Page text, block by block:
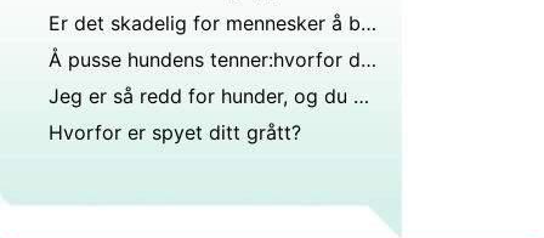
Er det skadelig for mennesker å bli bitt av en katt som har blitt bitt en løs hund?
Å pusse hundens tenner:hvorfor det betyr noe
Jeg er så redd for hunder, og du når du prøver å komme deg unna ler eierne av. Så fortell familien din om det at de irriterte at de skal vokse opp, men kan jeg ikke bli redd det?
Hvorfor er spyet ditt grått?